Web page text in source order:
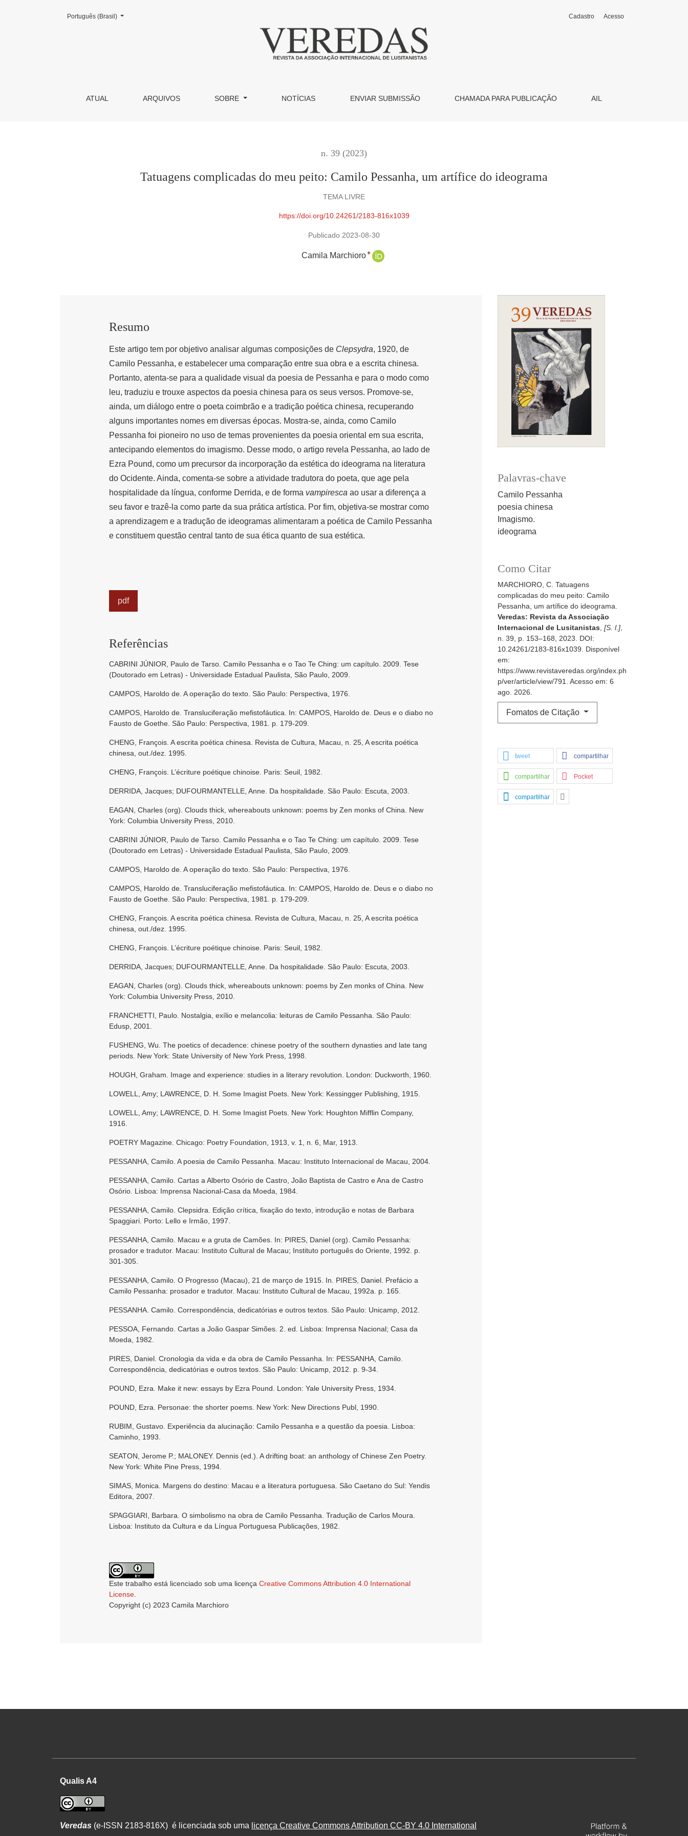
Tatuagens complicadas do meu peito: Camilo Pessanha, um artífice do ideograma
ATUAL ARQUIVOS SOBRE NOTÍCIAS ENVIAR SUBMISSÃO CHAMADA PARA PUBLICAÇÃO AIL
Cadastro Acesso
Mudar o idioma. O atual é:
Português (Brasil)
n. 39 (2023)
Tatuagens complicadas do meu peito: Camilo Pessanha, um artífice do ideograma
TEMA LIVRE
https://doi.org/10.24261/2183-816x1039
Publicado 2023-08-30
Camila Marchioro+
Palavras-chave
Camilo Pessanha
poesia chinesa
Imagismo.
ideograma
Como Citar
MARCHIORO, C. Tatuagens
complicadas do meu peito: Camilo
Pessanha, um artífice do ideograma.
Veredas: Revista da Associação
Internacional de Lusitanistas [S. l.]
n. 39, p. 153–168, 2023. DOI:
10.24261/2183-816x1039. Disponível
em:
https://www.revistaveredas.org/index.ph
p/ver/article/view/791. Acesso em: 6
ago. 2026.
Fomatos de Citação
tweet compartilhar
compartilhar Pocket
compartilhar
Resumo
Este artigo tem por objetivo analisar algumas composições de Clepsydra, 1920, de
Camilo Pessanha, e estabelecer uma comparação entre sua obra e a escrita chinesa.
Portanto, atenta-se para a qualidade visual da poesia de Pessanha e para o modo como
leu, traduziu e trouxe aspectos da poesia chinesa para os seus versos. Promove-se,
ainda, um diálogo entre o poeta coimbrão e a tradição poética chinesa, recuperando
alguns importantes nomes em diversas épocas. Mostra-se, ainda, como Camilo
Pessanha foi pioneiro no uso de temas provenientes da poesia oriental em sua escrita,
antecipando elementos do imagismo. Desse modo, o artigo revela Pessanha, ao lado de
Ezra Pound, como um precursor da incorporação da estética do ideograma na literatura
do Ocidente. Ainda, comenta-se sobre a atividade tradutora do poeta, que age pela
hospitalidade da língua, conforme Derrida, e de forma vampiresca ao usar a diferença a
seu favor e trazê-la como parte da sua prática artística. Por fim, objetiva-se mostrar como
a aprendizagem e a tradução de ideogramas alimentaram a poética de Camilo Pessanha
e constituem questão central tanto de sua ética quanto de sua estética.
pdf
Referências
CABRINI JÚNIOR, Paulo de Tarso. Camilo Pessanha e o Tao Te Ching: um capítulo. 2009. Tese
(Doutorado em Letras) - Universidade Estadual Paulista, São Paulo, 2009.
CAMPOS, Haroldo de. A operação do texto. São Paulo: Perspectiva, 1976.
CAMPOS, Haroldo de. Transluciferação mefistofáutica. In: CAMPOS, Haroldo de. Deus e o diabo no
Fausto de Goethe. São Paulo: Perspectiva, 1981. p. 179-209.
CHENG, François. A escrita poética chinesa. Revista de Cultura, Macau, n. 25, A escrita poética
chinesa, out./dez. 1995.
CHENG, François. L’écriture poétique chinoise. Paris: Seuil, 1982.
DERRIDA, Jacques; DUFOURMANTELLE, Anne. Da hospitalidade. São Paulo: Escuta, 2003.
EAGAN, Charles (org). Clouds thick, whereabouts unknown: poems by Zen monks of China. New
York: Columbia University Press, 2010.
CABRINI JÚNIOR, Paulo de Tarso. Camilo Pessanha e o Tao Te Ching: um capítulo. 2009. Tese
(Doutorado em Letras) - Universidade Estadual Paulista, São Paulo, 2009.
CAMPOS, Haroldo de. A operação do texto. São Paulo: Perspectiva, 1976.
CAMPOS, Haroldo de. Transluciferação mefistofáutica. In: CAMPOS, Haroldo de. Deus e o diabo no
Fausto de Goethe. São Paulo: Perspectiva, 1981. p. 179-209.
CHENG, François. A escrita poética chinesa. Revista de Cultura, Macau, n. 25, A escrita poética
chinesa, out./dez. 1995.
CHENG, François. L’écriture poétique chinoise. Paris: Seuil, 1982.
DERRIDA, Jacques; DUFOURMANTELLE, Anne. Da hospitalidade. São Paulo: Escuta, 2003.
EAGAN, Charles (org). Clouds thick, whereabouts unknown: poems by Zen monks of China. New
York: Columbia University Press, 2010.
FRANCHETTI, Paulo. Nostalgia, exílio e melancolia: leituras de Camilo Pessanha. São Paulo:
Edusp, 2001.
FUSHENG, Wu. The poetics of decadence: chinese poetry of the southern dynasties and late tang
periods. New York: State University of New York Press, 1998.
HOUGH, Graham. Image and experience: studies in a literary revolution. London: Duckworth, 1960.
LOWELL, Amy; LAWRENCE, D. H. Some Imagist Poets. New York: Kessingger Publishing, 1915.
LOWELL, Amy; LAWRENCE, D. H. Some Imagist Poets. New York: Houghton Mifflin Company,
1916.
POETRY Magazine. Chicago: Poetry Foundation, 1913, v. 1, n. 6, Mar, 1913.
PESSANHA, Camilo. A poesia de Camilo Pessanha. Macau: Instituto Internacional de Macau, 2004.
PESSANHA, Camilo. Cartas a Alberto Osório de Castro, João Baptista de Castro e Ana de Castro
Osório. Lisboa: Imprensa Nacional-Casa da Moeda, 1984.
PESSANHA, Camilo. Clepsidra. Edição crítica, fixação do texto, introdução e notas de Barbara
Spaggiari. Porto: Lello e Irmão, 1997.
PESSANHA, Camilo. Macau e a gruta de Camões. In: PIRES, Daniel (org). Camilo Pessanha:
prosador e tradutor. Macau: Instituto Cultural de Macau; Instituto português do Oriente, 1992. p.
301-305.
PESSANHA, Camilo. O Progresso (Macau), 21 de março de 1915. In. PIRES, Daniel. Prefácio a
Camilo Pessanha: prosador e tradutor. Macau: Instituto Cultural de Macau, 1992a. p. 165.
PESSANHA. Camilo. Correspondência, dedicatórias e outros textos. São Paulo: Unicamp, 2012.
PESSOA, Fernando. Cartas a João Gaspar Simões. 2. ed. Lisboa: Imprensa Nacional; Casa da
Moeda, 1982.
PIRES, Daniel. Cronologia da vida e da obra de Camilo Pessanha. In: PESSANHA, Camilo.
Correspondência, dedicatórias e outros textos. São Paulo: Unicamp, 2012. p. 9-34.
POUND, Ezra. Make it new: essays by Ezra Pound. London: Yale University Press, 1934.
POUND, Ezra. Personae: the shorter poems. New York: New Directions Publ, 1990.
RUBIM, Gustavo. Experiência da alucinação: Camilo Pessanha e a questão da poesia. Lisboa:
Caminho, 1993.
SEATON, Jerome P.; MALONEY. Dennis (ed.). A drifting boat: an anthology of Chinese Zen Poetry.
New York: White Pine Press, 1994.
SIMAS, Monica. Margens do destino: Macau e a literatura portuguesa. São Caetano do Sul: Yendis
Editora, 2007.
SPAGGIARI, Barbara. O simbolismo na obra de Camilo Pessanha. Tradução de Carlos Moura.
Lisboa: Instituto da Cultura e da Língua Portuguesa Publicações, 1982.
Este trabalho está licenciado sob uma licença Creative Commons Attribution 4.0 International
License
Copyright (c) 2023 Camila Marchioro
Qualis A4
Veredas (e-ISSN 2183-816X) é licenciada sob uma licença Creative Commons Attribution CC-BY 4.0 International